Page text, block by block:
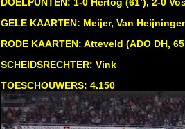
DOELPUNTEN: 1-0 Hertog (61’), 2-0
GELE KAARTEN: Meijer, Van
RODE KAARTEN: Atteveld (ADO DH,
SCHEIDSRECHTER: Vink
TOESCHOUWERS: 4.150